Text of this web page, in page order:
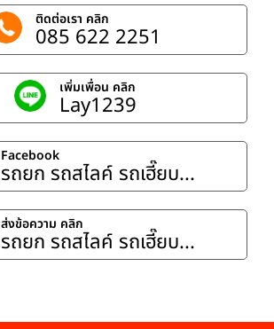
ติดต่อเรา คลิก
085 622 2251
เพิ่มเพื่อน คลิก
Lay1239
Facebook
รถยก รถสไลค์ รถเฮี๊ยบ...
ส่งข้อความ คลิก
รถยก รถสไลค์ รถเฮี๊ยบ...